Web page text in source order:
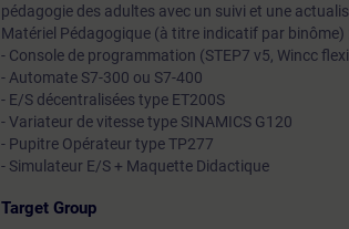
pédagogie des adultes avec un suivi et une
Matériel Pédagogique (à titre indicatif par binôme) :
- Console de programmation (STEP7 v5, Wincc
- Automate S7-300 ou S7-400
- E/S décentralisées type ET200S
- Variateur de vitesse type SINAMICS G120
- Pupitre Opérateur type TP277
- Simulateur E/S + Maquette Didactique
Target Group